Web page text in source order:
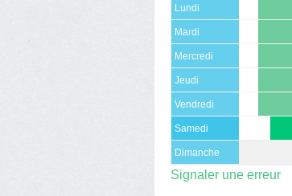
Lundi
Mardi
Mercredi
Jeudi
Vendredi
Samedi
Dimanche
Signaler une erreur